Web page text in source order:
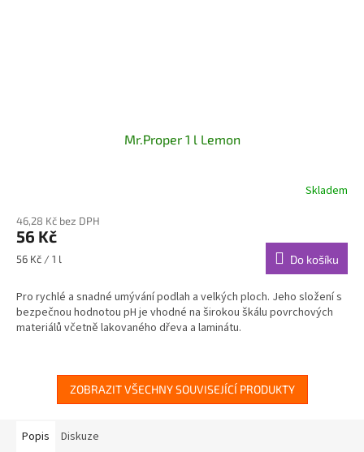
Mr.Proper 1 l Lemon
Skladem
46,28 Kč bez DPH
56 Kč
Měrná
56 Kč / 1 l Do košíku
Pro rychlé a snadné umývání podlah a velkých ploch. Jeho složení s
bezpečnou hodnotou pH je vhodné na širokou škálu povrchových
materiálů včetně lakovaného dřeva a laminátu.
ZOBRAZIT VŠECHNY SOUVISEJÍCÍ PRODUKTY
Popis Diskuze